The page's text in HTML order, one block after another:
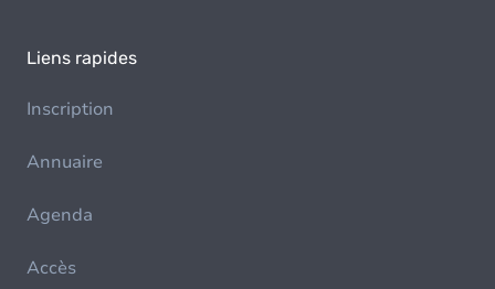
Liens rapides
Inscription
Annuaire
Agenda
Accès